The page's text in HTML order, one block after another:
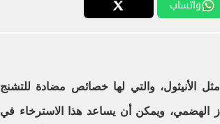
واتساب
الأنيثول، والتي لها خصائص مضادة للتشنج
الهضمي، ويمكن أن يساعد هذا الاسترخاء في